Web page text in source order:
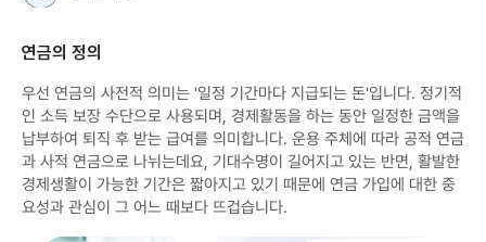
연금의 정의
우선 연금의 사전적 의미는 '일정 기간마다 지급되는 돈'입니다. 정기적
인 소득 보장 수단으로 사용되며, 경제활동을 하는 동안 일정한 금액을
납부하여 퇴직 후 받는 급여를 의미합니다. 운용 주체에 따라 공적 연금
과 사적 연금으로 나뉘는데요, 기대수명이 길어지고 있는 반면, 활발한
경제생활이 가능한 기간은 짧아지고 있기 때문에 연금 가입에 대한 중
요성과 관심이 그 어느 때보다 뜨겁습니다.